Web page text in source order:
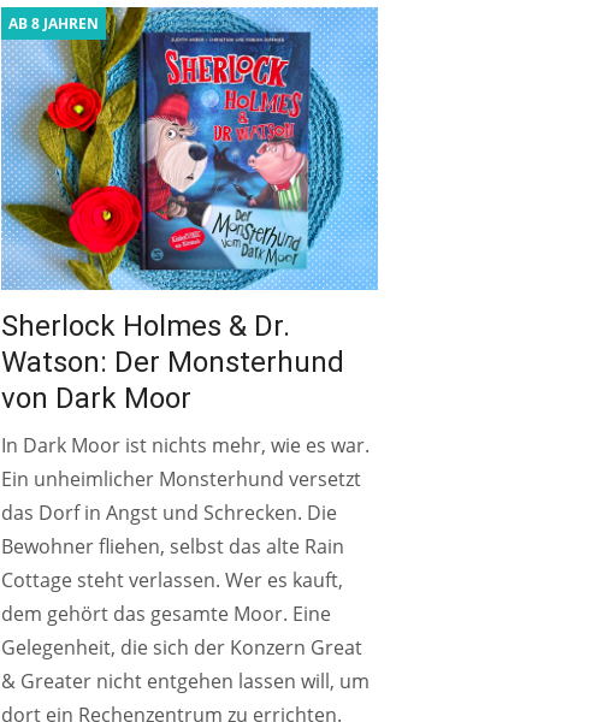
AB 8 JAHREN
Sherlock Holmes & Dr.
Watson: Der Monsterhund
von Dark Moor
In Dark Moor ist nichts mehr, wie es war.
Ein unheimlicher Monsterhund versetzt
das Dorf in Angst und Schrecken. Die
Bewohner fliehen, selbst das alte Rain
Cottage steht verlassen. Wer es kauft,
dem gehört das gesamte Moor. Eine
Gelegenheit, die sich der Konzern Great
& Greater nicht entgehen lassen will, um
dort ein Rechenzentrum zu errichten.